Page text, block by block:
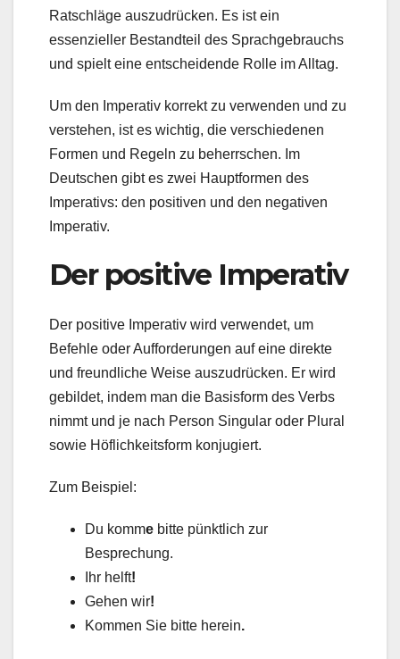
Ratschläge auszudrücken. Es ist ein
essenzieller Bestandteil des Sprachgebrauchs
und spielt eine entscheidende Rolle im Alltag.
Um den Imperativ korrekt zu verwenden und zu
verstehen, ist es wichtig, die verschiedenen
Formen und Regeln zu beherrschen. Im
Deutschen gibt es zwei Hauptformen des
Imperativs: den positiven und den negativen
Imperativ.
Der positive Imperativ
Der positive Imperativ wird verwendet, um
Befehle oder Aufforderungen auf eine direkte
und freundliche Weise auszudrücken. Er wird
gebildet, indem man die Basisform des Verbs
nimmt und je nach Person Singular oder Plural
sowie Höflichkeitsform konjugiert.
Zum Beispiel:
Du komme bitte pünktlich zur
Besprechung.
Ihr helft!
Gehen wir!
Kommen Sie bitte herein.